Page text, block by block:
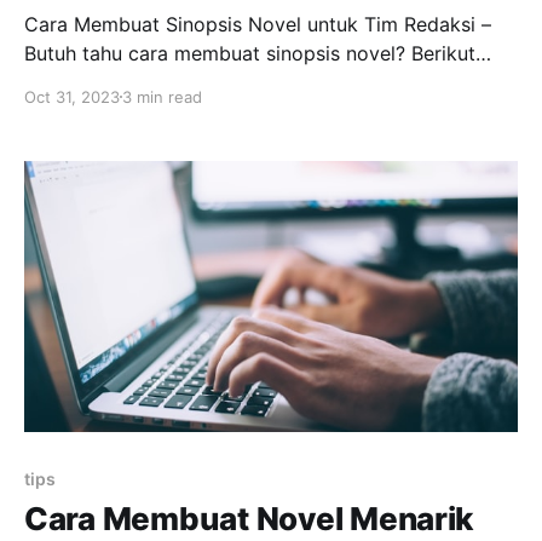
Cara Membuat Sinopsis Novel untuk Tim Redaksi –
Butuh tahu cara membuat sinopsis novel? Berikut
Beberapa penulis menganggap kalau blurb dan
keduanya merupakan hal yang berbeda. Perbedaan
utama keduanya terletak pada fungsinya. Blurb
berfungsi untuk menarik calon
Oct 31, 20233 min read
tips
Cara Membuat Novel Menarik